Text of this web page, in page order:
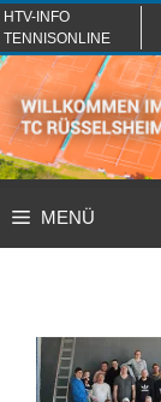
Zum
Inhalt
springen
HTV-INFO
TENNISONLINE
MENÜ